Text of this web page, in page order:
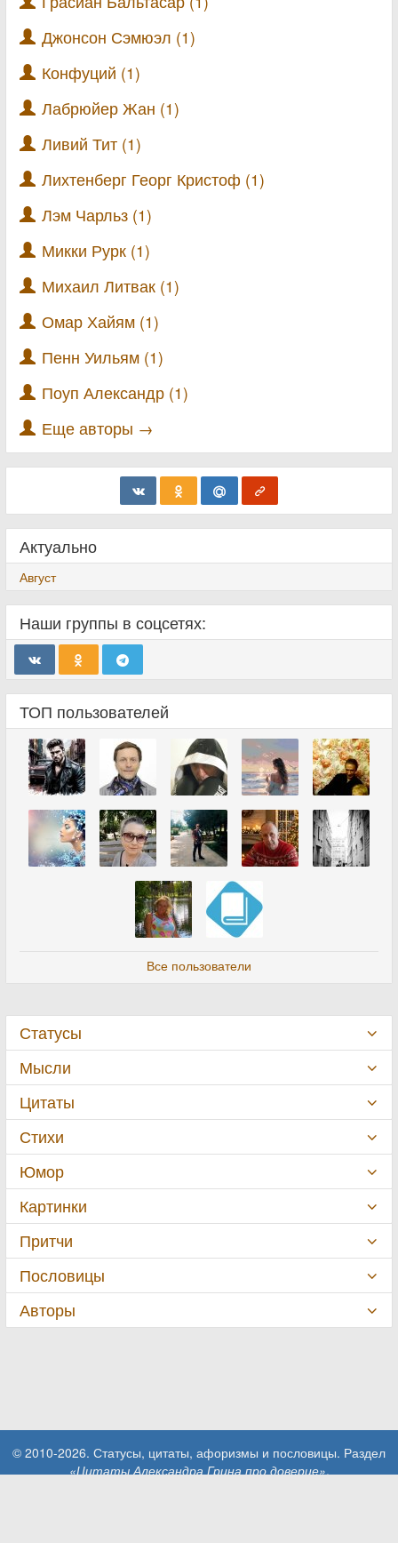
Джонсон Сэмюэл (1)
Конфуций (1)
Лабрюйер Жан (1)
Ливий Тит (1)
Лихтенберг Георг Кристоф (1)
Лэм Чарльз (1)
Микки Рурк (1)
Михаил Литвак (1)
Омар Хайям (1)
Пенн Уильям (1)
Поуп Александр (1)
Еще авторы →
Актуально
Август
Наши группы в соцсетях:
ТОП пользователей
Все пользователи
Статусы
Мысли
Цитаты
Стихи
Юмор
Картинки
Притчи
Пословицы
Авторы
© 2010-2026. Статусы, цитаты, афоризмы и пословицы. Раздел
«Цитаты Александра Грина про доверие».